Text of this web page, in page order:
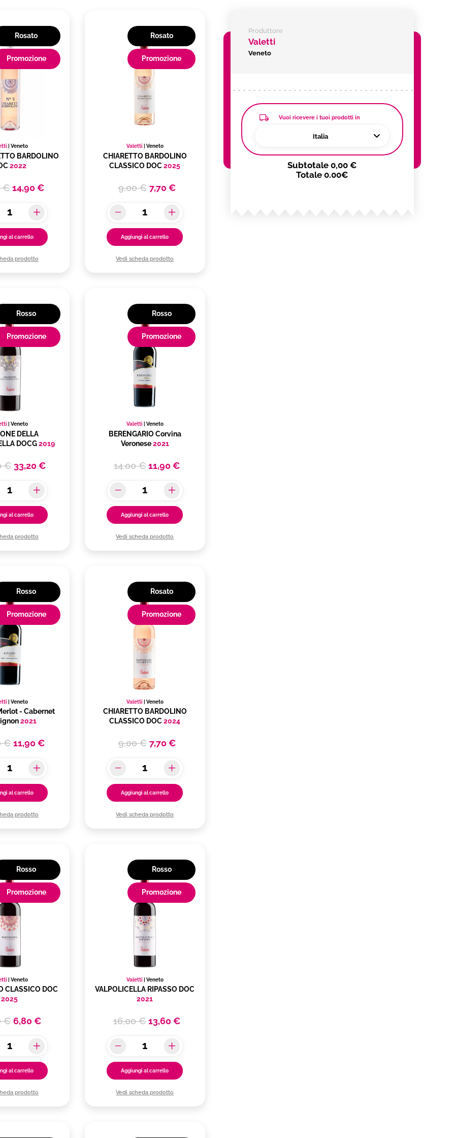
Rosato
Promozione
|Veneto
BARDOLINO
2022
€ 14,90 €
al carrello
prodotto
Rosato
Promozione
Valetti Veneto
CHIARETTO BARDOLINO
CLASSICO DOC2025
9,00 € 7,70 €
Aggiungi al carrello
Vedi scheda prodotto
Rosso
Promozione
|Veneto
DELLA
DOCG2019
€ 33,20 €
al carrello
prodotto
Rosso
Promozione
Valetti Veneto
BERENGARIO Corvina
Veronese2021
14,00 € 11,90 €
Aggiungi al carrello
Vedi scheda prodotto
Rosso
Promozione
|Veneto
- Cabernet
2021
€ 11,90 €
al carrello
prodotto
Rosato
Promozione
Valetti Veneto
CHIARETTO BARDOLINO
CLASSICO DOC2024
9,00 € 7,70 €
Aggiungi al carrello
Vedi scheda prodotto
Rosso
Promozione
|Veneto
CLASSICO DOC
2025
€ 6,80 €
al carrello
prodotto
Rosso
Promozione
Valetti Veneto
VALPOLICELLA RIPASSO DOC
2021
16,00 € 13,60 €
Aggiungi al carrello
Vedi scheda prodotto
Produttore
Valetti
Veneto
Vuoi ricevere i tuoi prodotti in
Italia
Subtotale 0,00 €
Totale 0.00€